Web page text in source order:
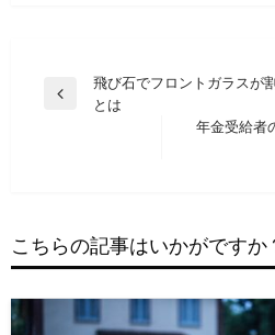
投
ー
シ
ョ
飛び石でフロントガラスが
とは
年金受給者
こちらの記事はいかがですか